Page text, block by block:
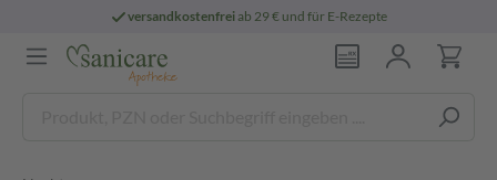
versandkostenfreiab 29 € und für E-Rezepte